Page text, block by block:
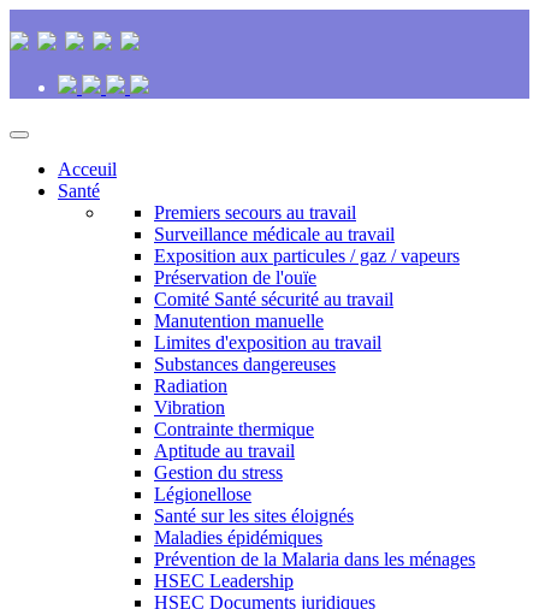
Acceuil
Santé
Premiers secours au travail
Surveillance médicale au travail
Exposition aux particules / gaz / vapeurs
Préservation de l'ouïe
Comité Santé sécurité au travail
Manutention manuelle
Limites d'exposition au travail
Substances dangereuses
Radiation
Vibration
Contrainte thermique
Aptitude au travail
Gestion du stress
Légionellose
Santé sur les sites éloignés
Maladies épidémiques
Prévention de la Malaria dans les ménages
HSEC Leadership
HSEC Documents juridiques